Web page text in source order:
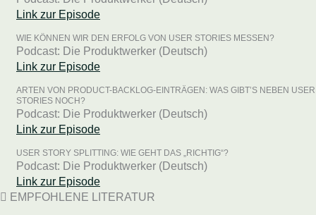
Link zur Episode
WIE KÖNNEN WIR DEN ERFOLG VON USER STORIES MESSEN?
Podcast: Die Produktwerker (Deutsch)
Link zur Episode
ARTEN VON PRODUCT-BACKLOG-EINTRÄGEN: WAS GIBT’S NEBEN USER
STORIES NOCH?
Podcast: Die Produktwerker (Deutsch)
Link zur Episode
USER STORY SPLITTING: WIE GEHT DAS „RICHTIG“?
Podcast: Die Produktwerker (Deutsch)
Link zur Episode
EMPFOHLENE LITERATUR